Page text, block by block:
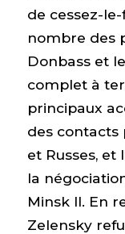
de cessez-
nombre des
Donbass et
complet à
principaux
des contacts
et Russes, et
la
Minsk II. En
Zelensky